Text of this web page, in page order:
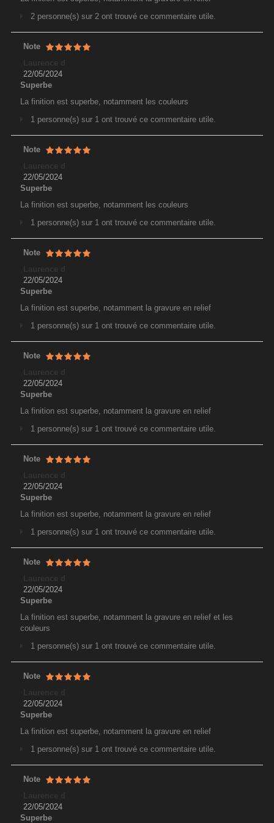
2 personne(s) sur 2 ont trouvé ce commentaire utile.
Note
22/05/2024
Superbe
La finition est superbe, notamment les couleurs
1 personne(s) sur 1 ont trouvé ce commentaire utile.
Note
22/05/2024
Superbe
La finition est superbe, notamment les couleurs
1 personne(s) sur 1 ont trouvé ce commentaire utile.
Note
22/05/2024
Superbe
La finition est superbe, notamment la gravure en relief
1 personne(s) sur 1 ont trouvé ce commentaire utile.
Note
22/05/2024
Superbe
La finition est superbe, notamment la gravure en relief
1 personne(s) sur 1 ont trouvé ce commentaire utile.
Note
22/05/2024
Superbe
La finition est superbe, notamment la gravure en relief
1 personne(s) sur 1 ont trouvé ce commentaire utile.
Note
22/05/2024
Superbe
La finition est superbe, notamment la gravure en relief et les
couleurs
1 personne(s) sur 1 ont trouvé ce commentaire utile.
Note
22/05/2024
Superbe
La finition est superbe, notamment la gravure en relief
1 personne(s) sur 1 ont trouvé ce commentaire utile.
Note
22/05/2024
Superbe